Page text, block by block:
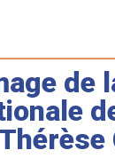
de